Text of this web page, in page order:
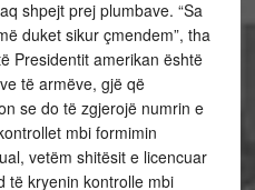
shpejt prej plumbave. “Sa
duket sikur çmendem”, tha
Presidentit amerikan është
të armëve, gjë që
se do të zgjerojë numrin e
mbi formimin
vetëm shitësit e licencuar
të kryenin kontrolle mbi